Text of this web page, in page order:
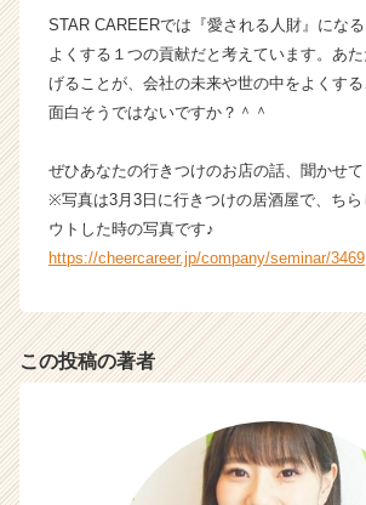
ア
h
e
e
C
a
r
e
STAR CAREERでは『愛される人財』にな
よくする１つの貢献だと考えています。あ
げることが、会社の未来や世の中をよくする
面白そうではないですか？＾＾
ぜひあなたの行きつけのお店の話、聞かせて
※写真は3月3日に行きつけの居酒屋で、ちら
ウトした時の写真です♪
https://cheercareer.jp/company/seminar/3469
この投稿の著者